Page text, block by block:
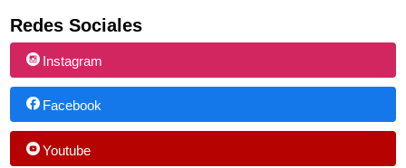
Redes Sociales
Instagram
Facebook
Youtube